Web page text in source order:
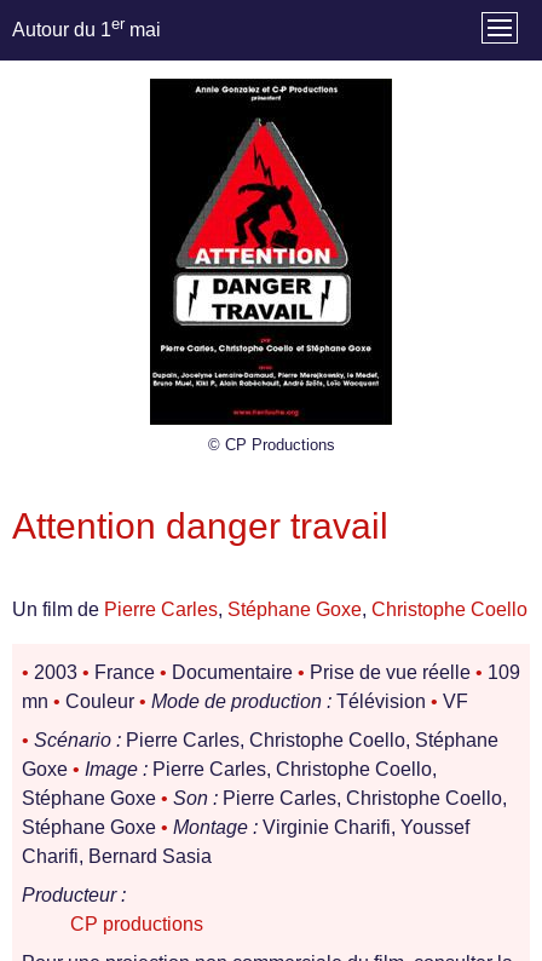
Autour du 1er mai
© CP Productions
Attention danger travail
Un film de Pierre Carles, Stéphane Goxe, Christophe Coello
• 2003 • France • Documentaire • Prise de vue réelle • 109
mn • Couleur • Mode de production : Télévision • VF
• Scénario : Pierre Carles, Christophe Coello, Stéphane
Goxe • Image : Pierre Carles, Christophe Coello,
Stéphane Goxe • Son : Pierre Carles, Christophe Coello,
Stéphane Goxe • Montage : Virginie Charifi, Youssef
Charifi, Bernard Sasia
Producteur :
CP productions